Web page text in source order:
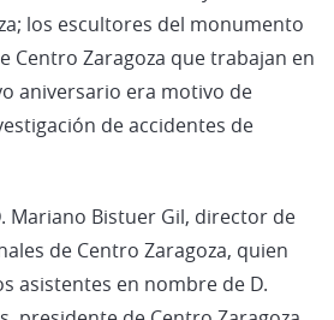
los escultores del monumento
Centro Zaragoza que trabajan en
aniversario era motivo de
de accidentes de
Mariano Bistuer Gil, director de
de Centro Zaragoza, quien
asistentes en nombre de D.